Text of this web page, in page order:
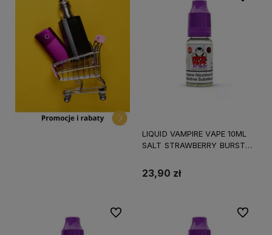
LIQUID VAMPIRE VAPE 10ML
SALT STRAWBERRY BURST
23,90 zł
Do ulubionych Do